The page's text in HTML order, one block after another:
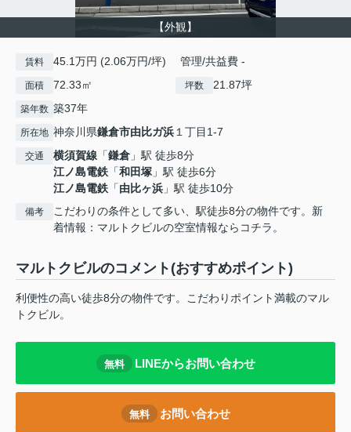
【外観】
賃料 45.1万円 (2.06万円/坪) 管理/共益費 -
面積 72.33㎡ 坪数 21.87坪
築年数 築37年
所在地 神奈川県鎌倉市由比ガ浜１丁目1-7
交通 横須賀線 「鎌倉 」駅 徒歩8分
江ノ島電鉄 「和田塚 」駅 徒歩6分
江ノ島電鉄 「由比ヶ浜 」駅 徒歩10分
備考
こだわりの条件として多い、駅徒歩8分の物件です。新
着情報：マルトクビルの空室情報ならコチラ。
マルトクビルのコメント(おすすめポイント)
利便性の高い徒歩8分の物件です。こだわりポイント満載のマル
トクビル。
無料 LINEからお問い合わせ
無料 お問い合わせ